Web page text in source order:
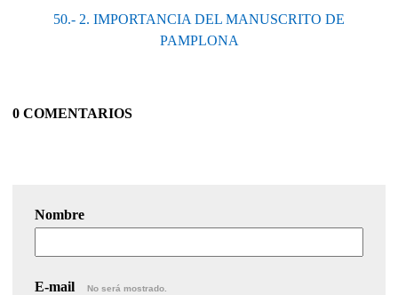
50.- 2. IMPORTANCIA DEL MANUSCRITO DE
PAMPLONA
0 COMENTARIOS
Nombre
E-mail No será mostrado.